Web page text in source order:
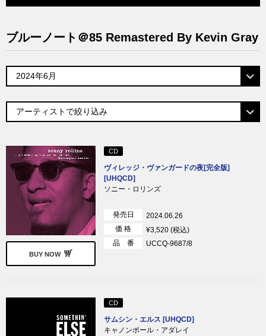
ブルーノート＠85 Remastered By Kevin Gray
BUY NOW
CD
ヴィレッジ・ヴァンガードの夜[完全版]
[UHQCD]
ソニー・ロリンズ
発売日
2024.06.26
価 格
¥3,520 (税込)
品 番
UCCQ-9687/8
CD
サムシン・エルス [UHQCD]
キャノンボール・アダレイ